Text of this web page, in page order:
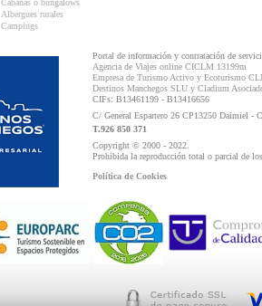
Cabañas o bungalows
Albergues rurales
Campings
Portal de información y contratación de
Agencia de Viajes online CICLM 13199m
Empresa de Turismo Activo y Ecoturismo
Destinos Manchegos SLU y Cladium
CIFs: B13461199 - B13416656
C/ General Espartero 26 CP13250 Daimiel -
T.926 850 371
Copyright © 2000 - 2022.
Prohibida la reproducción total o parcial de
Política de Cookies